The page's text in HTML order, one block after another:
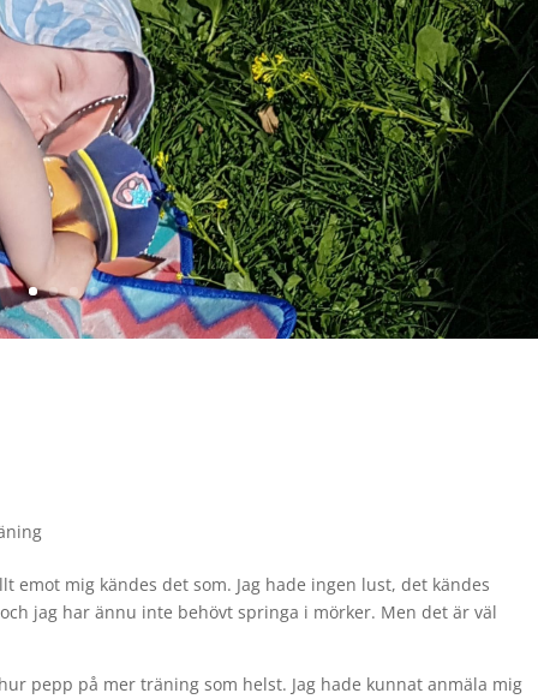
mig kändes det som. Jag hade ingen lust, det kändes
jag har ännu inte behövt springa i mörker. Men det är väl
pepp på mer träning som helst. Jag hade kunnat anmäla mig